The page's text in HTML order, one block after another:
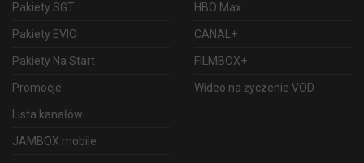
Pakiety SGT
Pakiety EVIO
Pakiety Na Start
Promocje
Lista kanałów
JAMBOX mobile
HBO Max
CANAL+
FILMBOX+
Wideo na życzenie VOD